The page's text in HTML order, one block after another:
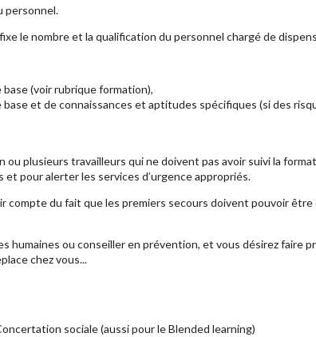
personnel.
le nombre et la qualification du personnel chargé de
(voir rubrique formation),
et de connaissances et aptitudes spécifiques (si des
ou plusieurs travailleurs qui ne doivent pas avoir suivi la
pour alerter les services d’urgence appropriés.
compte du fait que les premiers secours doivent pouvoir
humaines ou conseiller en prévention, et vous désirez faire
chez vous...
sociale (aussi pour le Blended learning)